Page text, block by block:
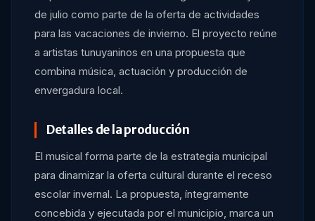
de julio como parte de la oferta de actividades
para las vacaciones de invierno. El proyecto reúne
a artistas tunuyaninos en una propuesta que
combina música, actuación y producción de
envergadura local.
Detalles de la producción
El musical forma parte de la estrategia municipal
para dinamizar la oferta cultural durante el receso
escolar invernal. La propuesta, íntegramente
concebida y ejecutada por el municipio, marca un